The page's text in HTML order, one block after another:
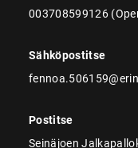
003708599126
Sähköpostitse
Postitse
Seinäjoen